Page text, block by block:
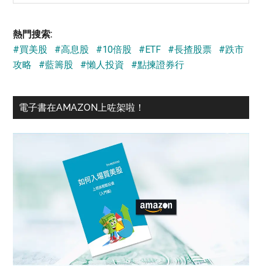
...
熱門搜索:
#買美股
#高息股 #10倍股 #ETF #長揸股票
#跌市
攻略
#藍籌股 #懶人投資 #點揀證券行
電子書在AMAZON上咗架啦！